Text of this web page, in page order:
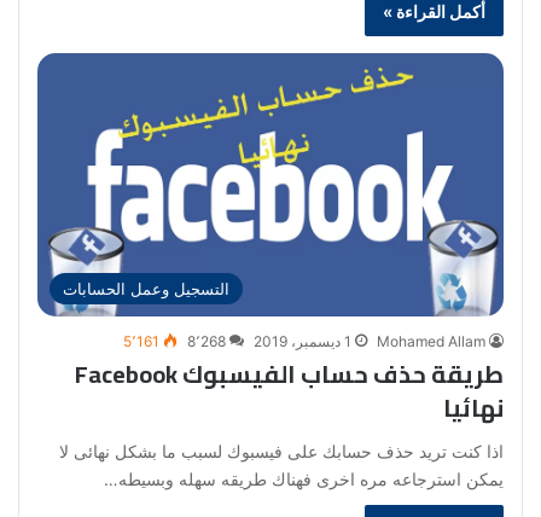
أكمل القراءة »
التسجيل وعمل الحسابات
Mohamed Allam 1 ديسمبر، 2019 8٬268 5٬161
طريقة حذف حساب الفيسبوك Facebook
نهائيا
اذا كنت تريد حذف حسابك على فيسبوك لسبب ما بشكل نهائى لا
يمكن استرجاعه مره اخرى فهناك طريقه سهله وبسيطه…